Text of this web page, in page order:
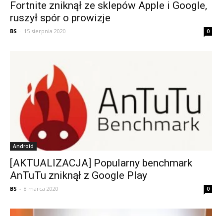
Fortnite zniknął ze sklepów Apple i Google,
ruszył spór o prowizje
BS - 15 sierpnia 2020 0
Android
[AKTUALIZACJA] Popularny benchmark
AnTuTu zniknął z Google Play
BS - 8 marca 2020 0